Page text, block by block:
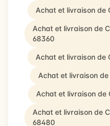
Achat et livraison de
Achat et livraison de
68360
Achat et livraison de
Achat et livraison
Achat et livraison de
Achat et livraison de
68480